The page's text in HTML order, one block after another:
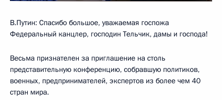
В.Путин: Спасибо большое, уважаемая госпожа
Федеральный канцлер, господин Тельчик, дамы и господа!
Весьма признателен за приглашение на столь
представительную конференцию, собравшую политиков,
военных, предпринимателей, экспертов из более чем 40
стран мира.